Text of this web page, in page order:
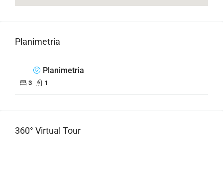
Planimetria
Planimetria
3 1
360° Virtual Tour